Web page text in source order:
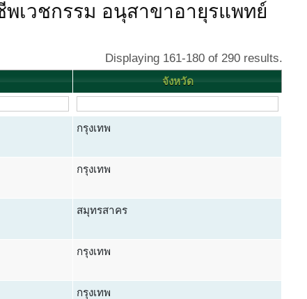
เวชกรรม อนุสาขาอายุรแพทย์
Displaying 161-180 of 290 results.
จังหวัด
กรุงเทพ
กรุงเทพ
สมุทรสาคร
กรุงเทพ
กรุงเทพ